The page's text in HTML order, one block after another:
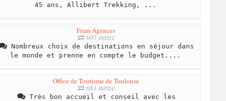
45 ans, Allibert Trekking, ...
Fram Agences
607 mètre
Nombreux choix de destinations en séjour dans
le monde et prenne en compte le budget....
Office de Tourisme de Toulouse
681 mètre
Très bon accueil et conseil avec les